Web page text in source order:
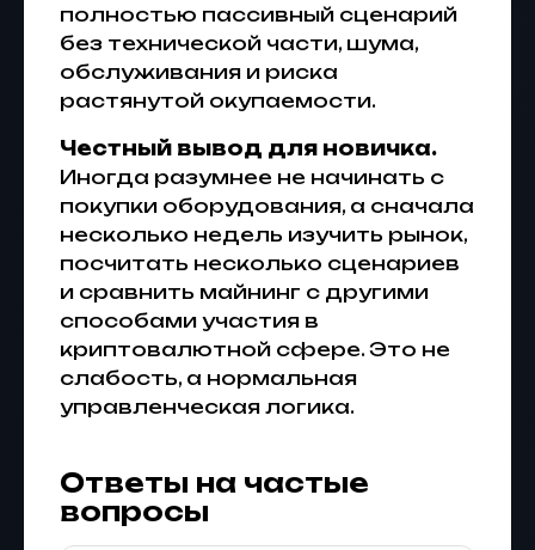
полностью пассивный сценарий
без технической части, шума,
обслуживания и риска
растянутой окупаемости.
Честный вывод для новичка.
Иногда разумнее не начинать с
покупки оборудования, а сначала
несколько недель изучить рынок,
посчитать несколько сценариев
и сравнить майнинг с другими
способами участия в
криптовалютной сфере. Это не
слабость, а нормальная
управленческая логика.
Ответы на частые
вопросы